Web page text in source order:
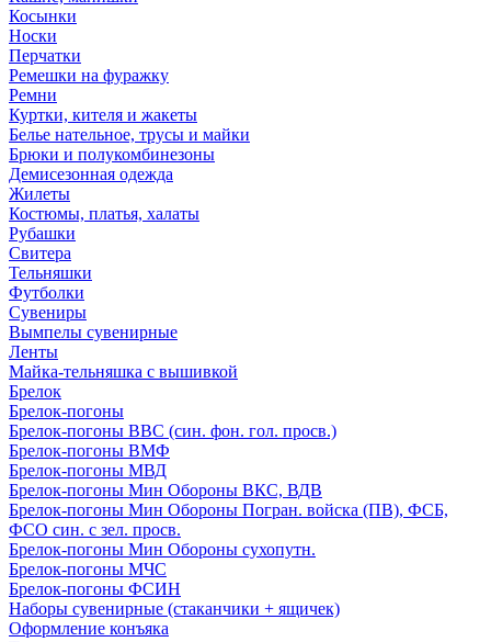
Косынки
Носки
Перчатки
Ремешки на фуражку
Ремни
Куртки, кителя и жакеты
Белье нательное, трусы и майки
Брюки и полукомбинезоны
Демисезонная одежда
Жилеты
Костюмы, платья, халаты
Рубашки
Свитера
Тельняшки
Футболки
Сувениры
Вымпелы сувенирные
Ленты
Майка-тельняшка с вышивкой
Брелок
Брелок-погоны
Брелок-погоны ВВС (син. фон. гол. просв.)
Брелок-погоны ВМФ
Брелок-погоны МВД
Брелок-погоны Мин Обороны ВКС, ВДВ
Брелок-погоны Мин Обороны Погран. войска (ПВ), ФСБ,
ФСО син. с зел. просв.
Брелок-погоны Мин Обороны сухопутн.
Брелок-погоны МЧС
Брелок-погоны ФСИН
Наборы сувенирные (стаканчики + ящичек)
Оформление конъяка